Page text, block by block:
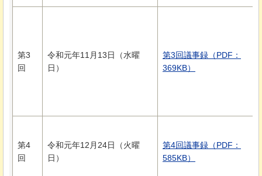
第3
回
令和元年11月13日（水曜
日）
第3回議事録（PDF：
369KB）
第4
回
令和元年12月24日（火曜
日）
第4回議事録（PDF：
585KB）